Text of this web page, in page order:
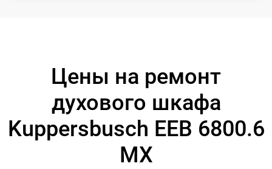
Цены на ремонт
духового шкафа
Kuppersbusch EEB 6800.6
MX